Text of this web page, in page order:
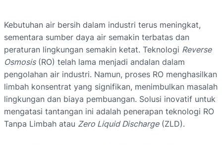
Kebutuhan air bersih dalam industri terus meningkat,
sementara sumber daya air semakin terbatas dan
peraturan lingkungan semakin ketat. Teknologi Reverse
Osmosis(RO) telah lama menjadi andalan dalam
pengolahan air industri. Namun, proses RO menghasilkan
limbah konsentrat yang signifikan, menimbulkan masalah
lingkungan dan biaya pembuangan. Solusi inovatif untuk
mengatasi tantangan ini adalah penerapan teknologi RO
Tanpa Limbah atau Zero Liquid Discharge(ZLD).